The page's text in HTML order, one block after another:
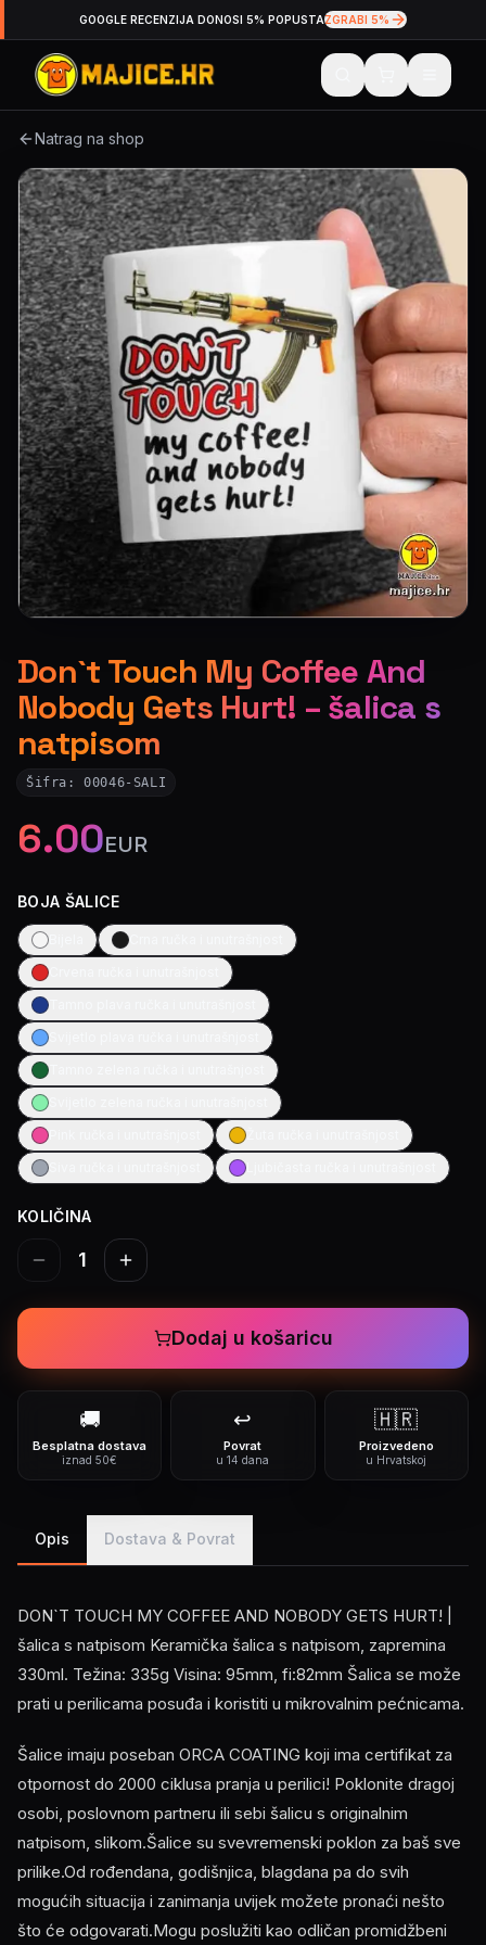
GOOGLE RECENZIJA DONOSI 5% POPUSTAZGRABI 5%
Natrag na shop
Don`t Touch My Coffee And
Nobody Gets Hurt! – šalica s
natpisom
Šifra:00046-SALI
6.00EUR
BOJA ŠALICE
KOLIČINA
1
Dodaj u košaricu
🚚
Besplatna dostava
iznad 50€
↩️
Povrat
u 14 dana
🇭🇷
Proizvedeno
u Hrvatskoj
Opis Dostava & Povrat
DON`T TOUCH MY COFFEE AND NOBODY GETS HURT! |
šalica s natpisom Keramička šalica s natpisom, zapremina
330ml. Težina: 335g Visina: 95mm, fi:82mm Šalica se može
prati u perilicama posuđa i koristiti u mikrovalnim pećnicama.
Šalice imaju poseban ORCA COATING koji ima certifikat za
otpornost do 2000 ciklusa pranja u perilici! Poklonite dragoj
osobi, poslovnom partneru ili sebi šalicu s originalnim
natpisom, slikom.Šalice su svevremenski poklon za baš sve
prilike.Od rođendana, godišnjica, blagdana pa do svih
mogućih situacija i zanimanja uvijek možete pronaći nešto
što će odgovarati.Mogu poslužiti kao odličan promidžbeni